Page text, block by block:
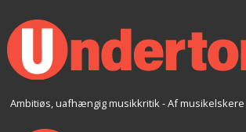
Ambitiøs, uafhængig musikkritik - Af